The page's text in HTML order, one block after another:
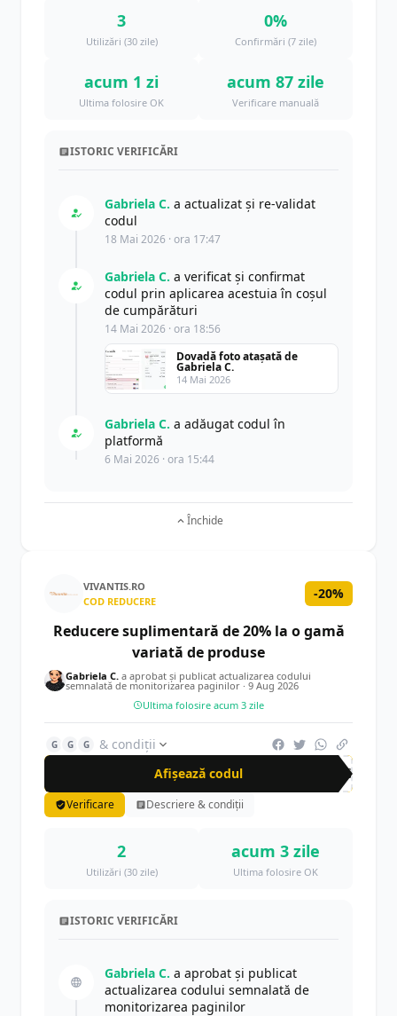
3
Utilizări (30 zile)
0%
Confirmări (7 zile)
acum 1 zi
Ultima folosire OK
acum 87 zile
Verificare manuală
ISTORIC VERIFICĂRI
Gabriela C. a actualizat şi re-validat
codul
18 Mai 2026 · ora 17:47
Gabriela C. a verificat și confirmat
codul prin aplicarea acestuia în coșul
de cumpărături
14 Mai 2026 · ora 18:56
Dovadă foto atașată de
Gabriela C.
14 Mai 2026
Gabriela C. a adăugat codul în
platformă
6 Mai 2026 · ora 15:44
Închide
VIVANTIS.RO
COD REDUCERE
-20%
Reducere suplimentară de 20% la o gamă
variată de produse
Gabriela C. a aprobat și publicat actualizarea codului
semnalată de monitorizarea paginilor · 9 Aug 2026
Ultima folosire acum 3 zile
G G G
& condiții
Afișează codul
20S
Verificare Descriere & condiții
2
Utilizări (30 zile)
acum 3 zile
Ultima folosire OK
ISTORIC VERIFICĂRI
Gabriela C. a aprobat și publicat
actualizarea codului semnalată de
monitorizarea paginilor